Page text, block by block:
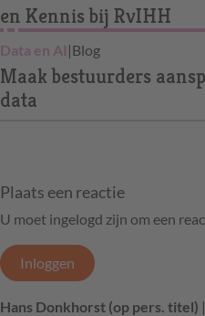
en Kennis bij RvIHH
Data en AI |Blog
Maak bestuurders
data
Plaats een reactie
U moet ingelogd zijn om een
Inloggen
Hans Donkhorst (op pers. titel)